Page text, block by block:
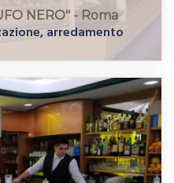
NERO" - Roma
arredamento